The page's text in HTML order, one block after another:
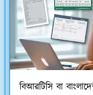
বিআরটিসি বা